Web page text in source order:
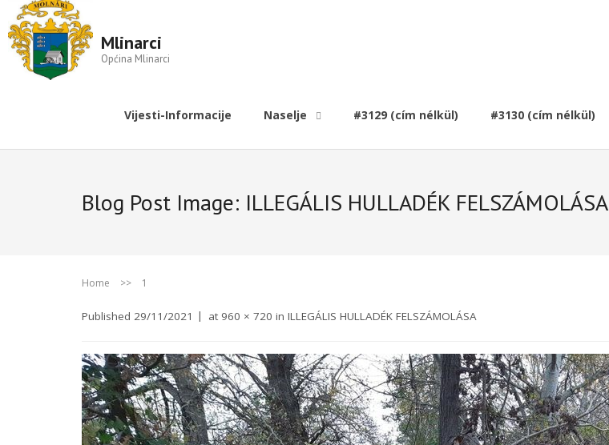
Mlinarci
Općina Mlinarci
Vijesti-Informacije Naselje #3129 (cím nélkül) #3130 (cím nélkül)
Blog Post Image: ILLEGÁLIS HULLADÉK FELSZÁMOLÁSA
Home >> 1
Published 29/11/2021 at 960 × 720 in ILLEGÁLIS HULLADÉK FELSZÁMOLÁSA